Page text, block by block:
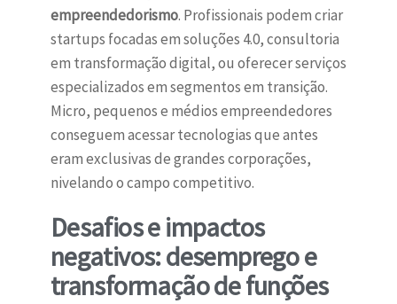
empreendedorismo. Profissionais podem criar
startups focadas em soluções 4.0, consultoria
em transformação digital, ou oferecer serviços
especializados em segmentos em transição.
Micro, pequenos e médios empreendedores
conseguem acessar tecnologias que antes
eram exclusivas de grandes corporações,
nivelando o campo competitivo.
Desafios e impactos
negativos: desemprego e
transformação de funções